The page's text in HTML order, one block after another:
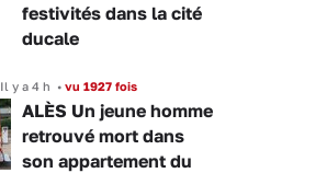
festivités dans la cité
ducale
Il y a 4 h • vu 1927 fois
ALÈS Un jeune homme
retrouvé mort dans
son appartement du